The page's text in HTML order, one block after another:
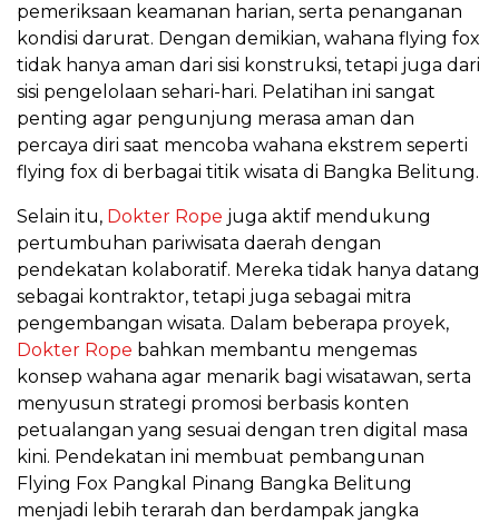
pemeriksaan keamanan harian, serta penanganan
kondisi darurat. Dengan demikian, wahana flying fox
tidak hanya aman dari sisi konstruksi, tetapi juga dari
sisi pengelolaan sehari-hari. Pelatihan ini sangat
penting agar pengunjung merasa aman dan
percaya diri saat mencoba wahana ekstrem seperti
flying fox di berbagai titik wisata di Bangka Belitung.
Selain itu, Dokter Rope juga aktif mendukung
pertumbuhan pariwisata daerah dengan
pendekatan kolaboratif. Mereka tidak hanya datang
sebagai kontraktor, tetapi juga sebagai mitra
pengembangan wisata. Dalam beberapa proyek,
Dokter Rope bahkan membantu mengemas
konsep wahana agar menarik bagi wisatawan, serta
menyusun strategi promosi berbasis konten
petualangan yang sesuai dengan tren digital masa
kini. Pendekatan ini membuat pembangunan
Flying Fox Pangkal Pinang Bangka Belitung
menjadi lebih terarah dan berdampak jangka